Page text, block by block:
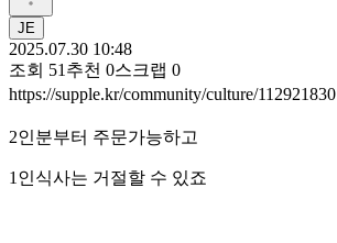
JE
2025.07.30 10:48
조회 51 추천 0스크랩 0
https://supple.kr/community/culture/112921830
2인분부터 주문가능하고
1인식사는 거절할 수 있죠